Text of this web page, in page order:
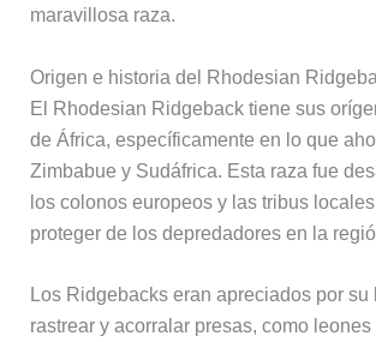
maravillosa raza.
Origen e historia del Rhodesian
El Rhodesian Ridgeback tiene sus
de África, específicamente en lo que
Zimbabue y Sudáfrica. Esta raza fue
los colonos europeos y las tribus
proteger de los depredadores en la
Los Ridgebacks eran apreciados por su
rastrear y acorralar presas, como